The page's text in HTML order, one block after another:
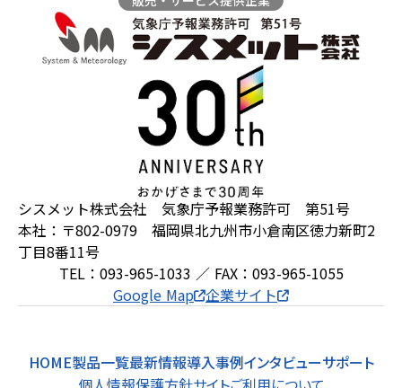
ZEROSAI X-AI
技術提案
閉じる
シスメット株式会社 気象庁予報業務許可 第51号
本社：〒802-0979 福岡県北九州市小倉南区徳力新町2
丁目8番11号
TEL：093-965-1033 ／ FAX：093-965-1055
Google Map 企業サイト
HOME製品一覧最新情報導入事例インタビューサポート